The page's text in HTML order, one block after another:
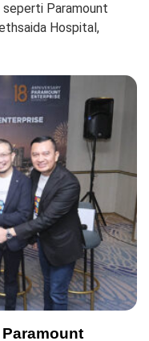
seperti Paramount
Hospital,
Paramount